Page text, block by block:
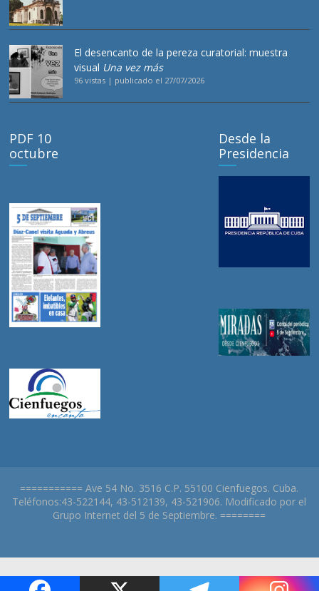
El desencanto de la pereza curatorial: muestra
visual Una vez más
96 vistas | publicado el 27/07/2026
PDF 10
octubre
Desde la
Presidencia
=========== Ave 54 No. 3516 C.P. 55100 Cienfuegos. Cuba.
Teléfonos:43-522144, 43-512139, 43-521906. Modificado por el
Grupo Internet del 5 de Septiembre. ========